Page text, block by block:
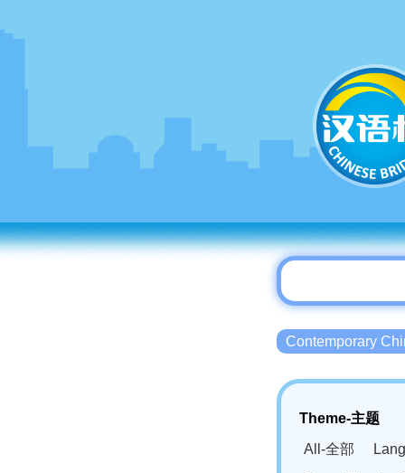
Contemporary
Theme-主题
All-全部